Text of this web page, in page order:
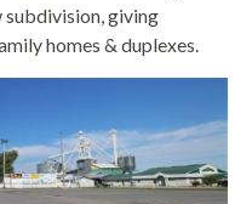
subdivision, giving
homes & duplexes.